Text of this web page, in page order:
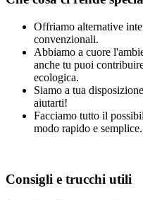
Offriamo alternative
convenzionali.
Abbiamo a cuore
anche tu puoi
ecologica.
Siamo a tua
aiutarti!
Facciamo tutto il
modo rapido e semplice.
Consigli e trucchi utili